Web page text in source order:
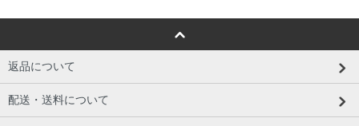
返品について
配送・送料について